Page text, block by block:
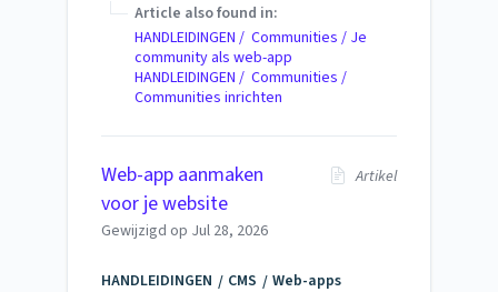
Article also found in:
HANDLEIDINGEN / Communities / Je
community als web-app
HANDLEIDINGEN / Communities /
Communities inrichten
Web-app aanmaken
voor je website
Artikel
Gewijzigd op Jul 28, 2026
HANDLEIDINGEN CMS
Web-apps